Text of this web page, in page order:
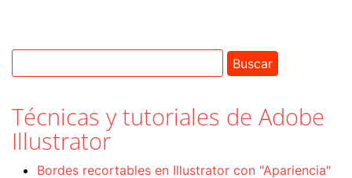
Técnicas y tutoriales de Adobe
Illustrator
Bordes recortables en Illustrator con "Apariencia"